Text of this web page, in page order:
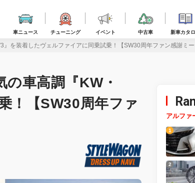
車ニュース チューニング イベント 中古車 新車カタ
を装着したヴェルファイアに同乗試乗！【SW30周年ファン感謝ミー
車高調『KW・
！【SW30周年ファ
アルファ